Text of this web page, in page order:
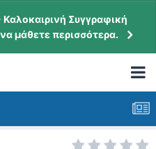
Συγγραφική
μάθετε περισσότερα.